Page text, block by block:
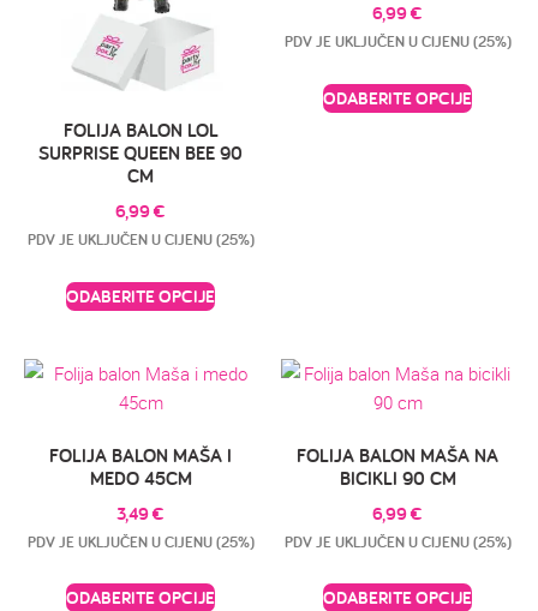
FOLIJA BALON LOL
SURPRISE QUEEN BEE 90
CM
6,99€
PDV JE UKLJUČEN U CIJENU (25%)
ODABERITE OPCIJE
6,99€
PDV JE UKLJUČEN U CIJENU (25%)
ODABERITE OPCIJE
FOLIJA BALON MAŠA I
MEDO 45CM
3,49€
PDV JE UKLJUČEN U CIJENU (25%)
ODABERITE OPCIJE
FOLIJA BALON MAŠA NA
BICIKLI 90 CM
6,99€
PDV JE UKLJUČEN U CIJENU (25%)
ODABERITE OPCIJE